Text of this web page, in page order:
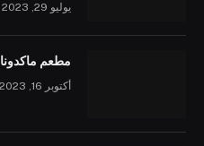
يوليو 29, 2023
مطعم
أكتوبر 16, 2023